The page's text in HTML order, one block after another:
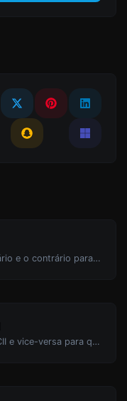
Converta texto para binário e o contrário para qualquer entrada de string.
Converta texto para ASCII e vice-versa para qualquer entrada de string.